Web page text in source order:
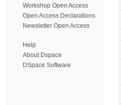
Workshop Open Access
Open Access Declarations
Newsletter Open Access
Help
About Dspace
DSpace Software